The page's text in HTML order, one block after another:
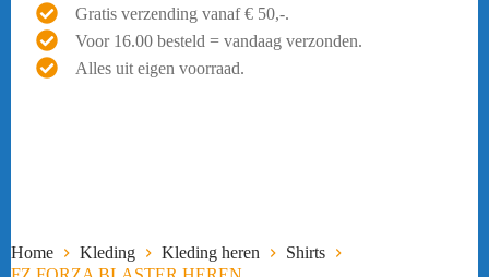
Gratis verzending vanaf € 50,-.
Voor 16.00 besteld = vandaag verzonden.
Alles uit eigen voorraad.
Home Kleding Kleding heren
Shirts